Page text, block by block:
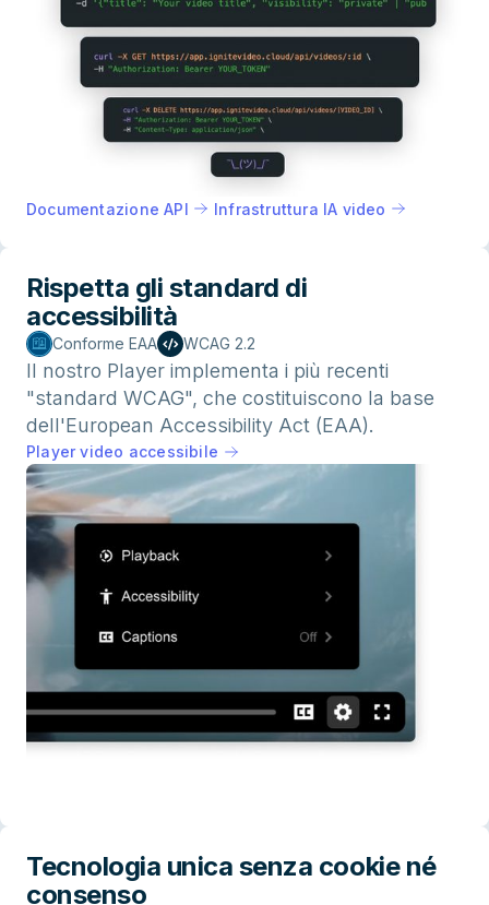
Documentazione API Infrastruttura IA video
Rispetta gli standard di
accessibilità
Conforme EAA WCAG 2.2
Il nostro Player implementa i più recenti
"standard WCAG", che costituiscono la base
dell'European Accessibility Act (EAA).
Player video accessibile
Tecnologia unica senza cookie né
consenso